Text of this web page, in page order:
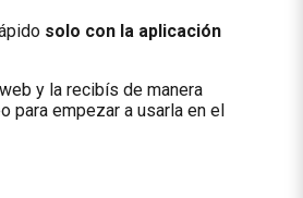
solo con la aplicación
y la recibís de manera
para empezar a usarla en el